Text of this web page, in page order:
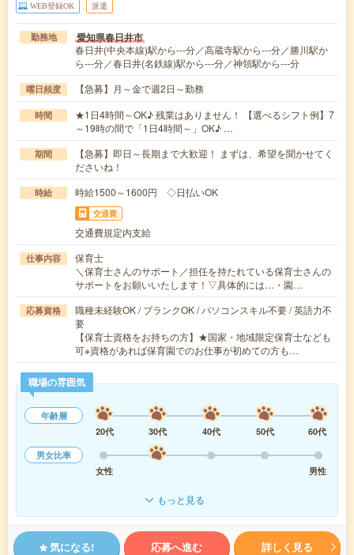
WEB登録OK 派遣
勤務地 愛知県春日井市
春日井(中央本線)駅から---分／高蔵寺駅から---分／勝川駅か
ら---分／春日井(名鉄線)駅から---分／神領駅から---分
曜日頻度 【急募】月～金で週2日～勤務
時間
★1日4時間～OK♪ 残業はありません！ 【選べるシフト例】7
～19時の間で「1日4時間～」OK♪ …
期間
【急募】即日～長期まで大歓迎！ まずは、希望を聞かせてく
ださいね！
時給 時給1500～1600円 ◇日払いOK
交通費
交通費規定内支給
仕事内容
保育士
＼保育士さんのサポート／担任を持たれている保育士さんの
サポートをお願いいたします！▽具体的には…・園…
応募資格
職種未経験OK / ブランクOK / パソコンスキル不要 / 英語力不
要
【保育士資格をお持ちの方】★国家・地域限定保育士なども
可※資格があれば保育園でのお仕事が初めての方も…
職場の雰囲気
年齢層
20代
30代 40代 50代
60代
男女比率
女性
男性
もっと見る
気になる! 応募へ進む 詳しく見る